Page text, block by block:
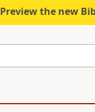
Preview the new